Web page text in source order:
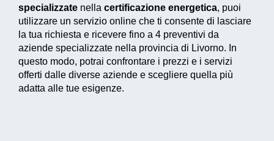
specializzate nella certificazione energetica, puoi
utilizzare un servizio online che ti consente di lasciare
la tua richiesta e ricevere fino a 4 preventivi da
aziende specializzate nella provincia di Livorno. In
questo modo, potrai confrontare i prezzi e i servizi
offerti dalle diverse aziende e scegliere quella più
adatta alle tue esigenze.